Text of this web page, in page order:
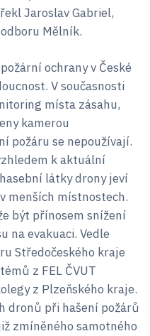
Jaroslav Gabriel,
Mělník.
ochrany v České
V současnosti
místa zásahu,
kamerou
požáru se nepoužívají.
k aktuální
látky drony jeví
menších místnostech.
být přínosem snížení
na evakuaci. Vedle
Středočeského kraje
z FEL ČVUT
z Plzeňského kraje.
dronů při hašení požárů
zmíněného samotného